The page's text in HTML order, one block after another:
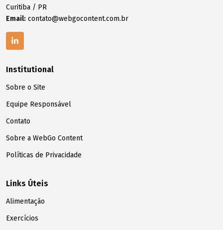
Curitiba / PR
Email: contato@webgocontent.com.br
Institutional
Sobre o Site
Equipe Responsável
Contato
Sobre a WebGo Content
Políticas de Privacidade
Links Úteis
Alimentação
Exercícios